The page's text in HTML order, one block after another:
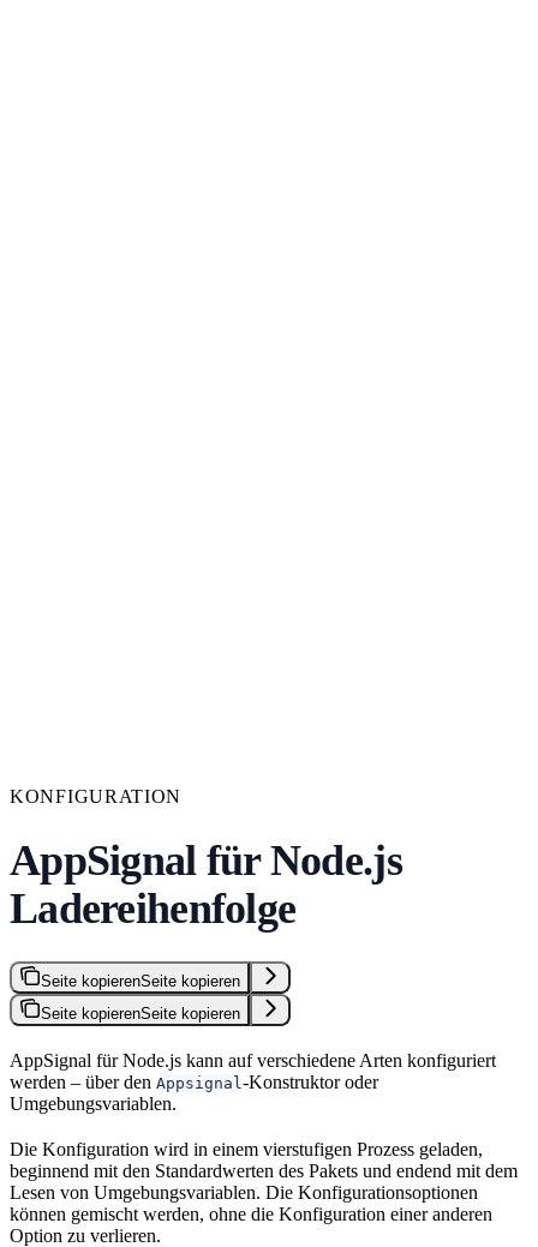
KONFIGURATION
AppSignal für Node.js
Ladereihenfolge
Seite kopierenSeite kopieren
Seite kopierenSeite kopieren
AppSignal für Node.js kann auf verschiedene Arten konfiguriert
werden – über den Appsignal -Konstruktor oder
Umgebungsvariablen.
Die Konfiguration wird in einem vierstufigen Prozess geladen,
beginnend mit den Standardwerten des Pakets und endend mit dem
Lesen von Umgebungsvariablen. Die Konfigurationsoptionen
können gemischt werden, ohne die Konfiguration einer anderen
Option zu verlieren.